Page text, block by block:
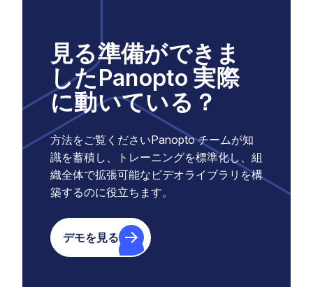
見る準備ができま
したPanopto 実際
に動いている？
方法をご覧くださいPanopto チームが知
識を蓄積し、トレーニングを標準化し、組
織全体で拡張可能なビデオライブラリを構
築するのに役立ちます。
デモを見る